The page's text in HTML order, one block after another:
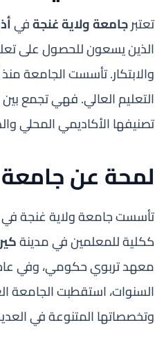
تعتبرجامعة ولاية غنجةفي
الذين يسعون للحصول على
التعليم العالي. فهي تجمع بين
تصنيفها الأكاديمي المحلي
لمحة عن جامعة
تأسست جامعة ولاية غنجة في 14 أبريل 1938، وهي تُعتبر واحدة من أقدم الجامعات في
ككلية للمعلمين في مدينة
السنوات، استقطبت الجامعة
وتخصصاتها المتنوعة في